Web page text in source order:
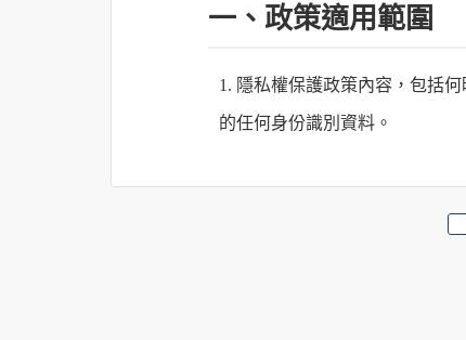
一、政策適用範圍
1. 隱私權保護政策內容，包括
的任何身份識別資料。
行社有限公司旗下網站上的廣
3. 您個人在何時旅行社有限公